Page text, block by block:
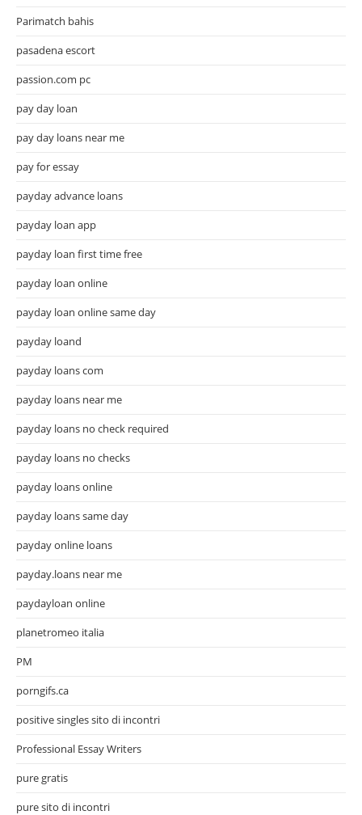
Parimatch bahis
pasadena escort
passion.com pc
pay day loan
pay day loans near me
pay for essay
payday advance loans
payday loan app
payday loan first time free
payday loan online
payday loan online same day
payday loand
payday loans com
payday loans near me
payday loans no check required
payday loans no checks
payday loans online
payday loans same day
payday online loans
payday.loans near me
paydayloan online
planetromeo italia
PM
porngifs.ca
positive singles sito di incontri
Professional Essay Writers
pure gratis
pure sito di incontri